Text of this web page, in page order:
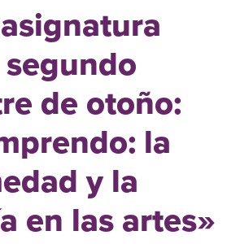
de otoño:
la
y la
en las artes»